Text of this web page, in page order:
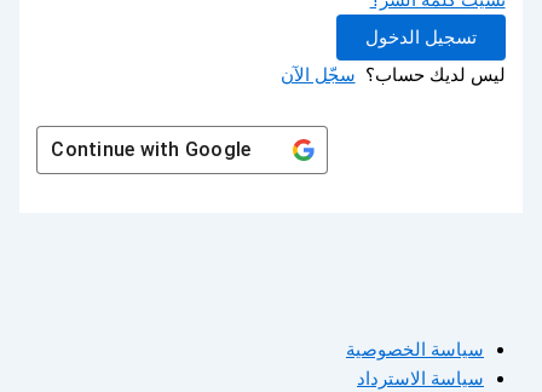
تسجيل الدخول
ليس لديك حساب؟ سجّل الآن
Continue withGoogle
سياسة الخصوصية
سياسة الاسترداد